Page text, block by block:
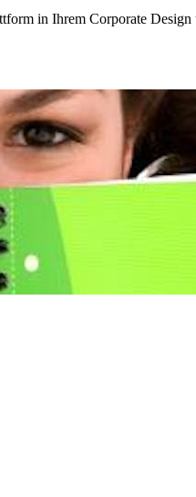
in Ihrem Corporate